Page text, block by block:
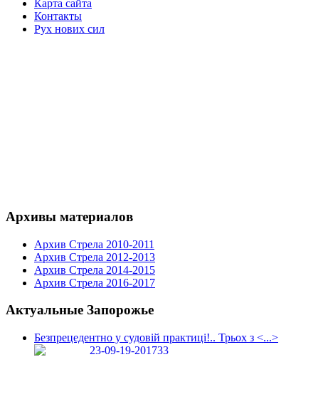
Карта сайта
Контакты
Рух нових сил
Архивы материалов
Архив Стрела 2010-2011
Архив Стрела 2012-2013
Архив Стрела 2014-2015
Архив Стрела 2016-2017
Актуальные Запорожье
Безпрецедентно у судовій практиці!.. Трьох з <...>